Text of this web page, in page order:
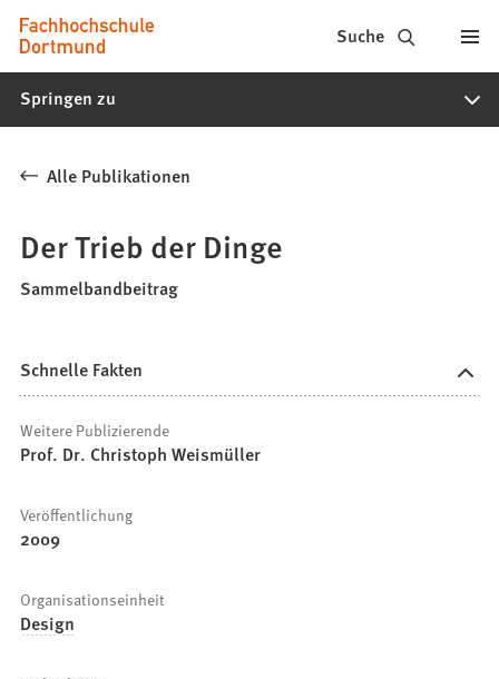
Inhalt anspringen
Fachhochschule
Dortmund
-
Studiengänge,
Bewerbung
Suche
Springen zu
Alle Publikationen
Der Trieb der Dinge
Sammelbandbeitrag
Schnelle Fakten
Weitere Publizierende
Prof. Dr. Christoph Weismüller
Veröffentlichung
2009
Organisationseinheit
Design